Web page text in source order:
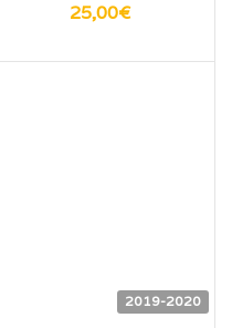
25,00€
2019-2020